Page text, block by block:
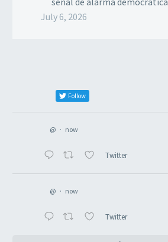
July 6, 2026
Follow
@ · now
Twitter
@ · now
Twitter